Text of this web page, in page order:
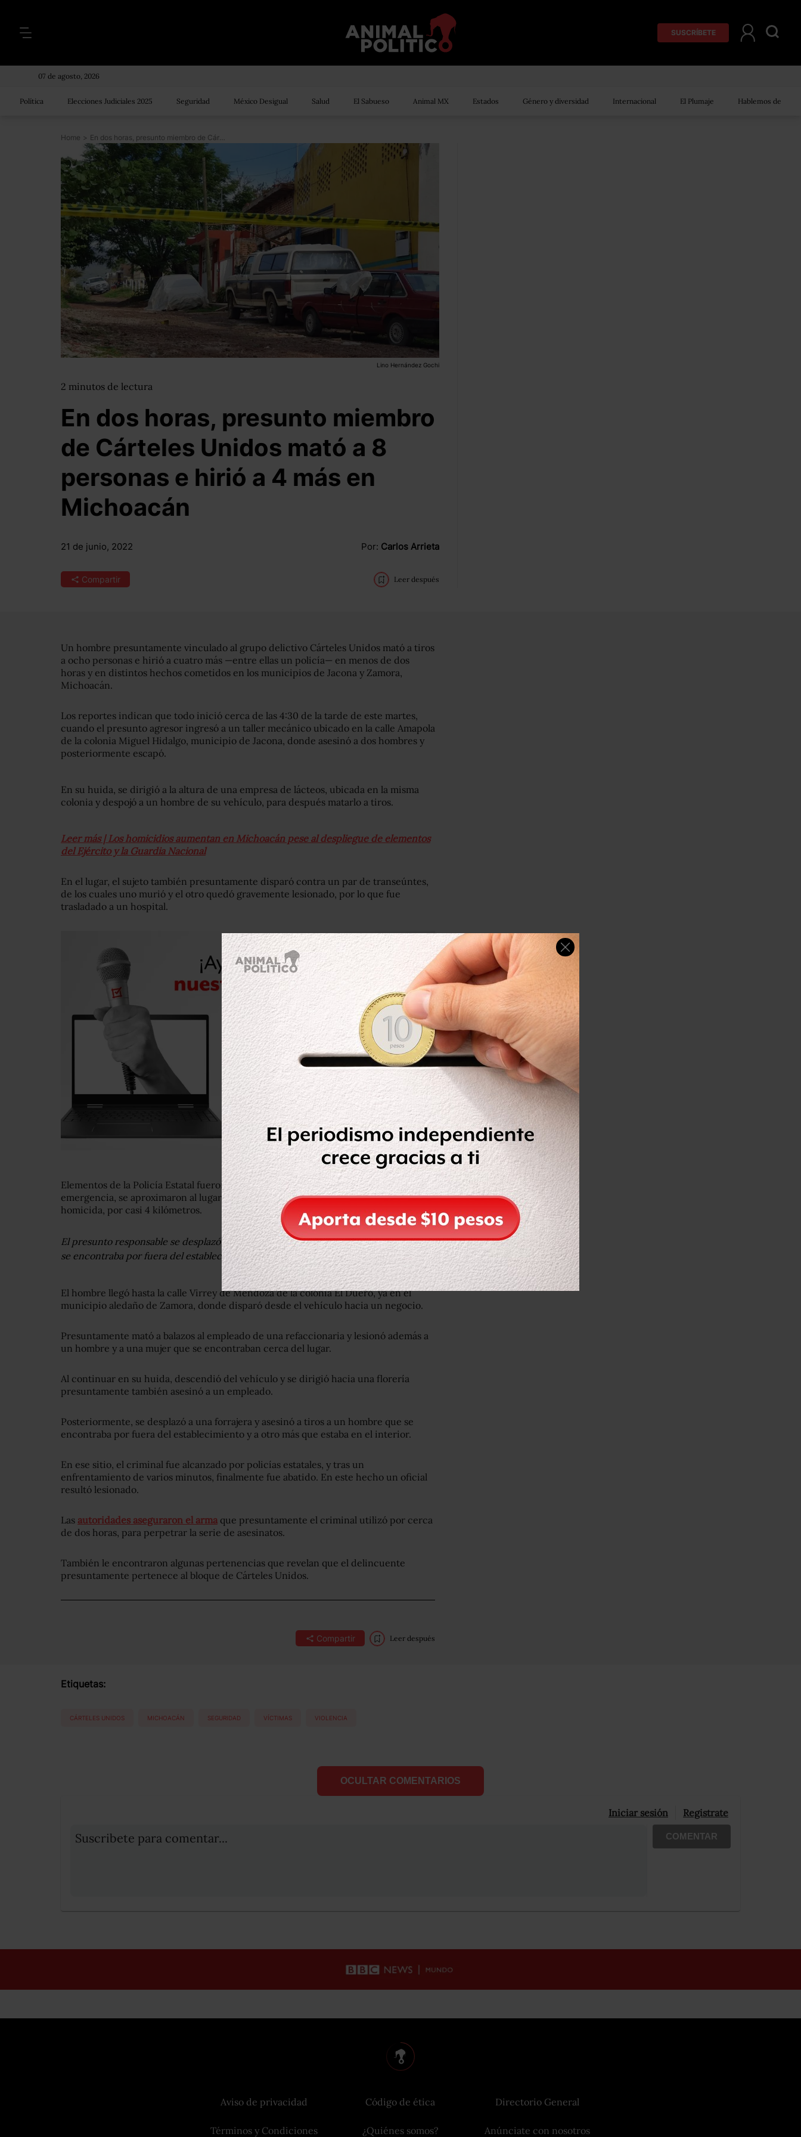
SUSCRÍBETE
07 de agosto, 2026
Política Elecciones Judiciales 2025 Seguridad México Desigual Salud El Sabueso Animal MX Estados Género y diversidad Internacional El Plumaje Hablemos de
Home > En dos horas, presunto miembro de Cárteles Unidos mató a 8 personas e hirió a 4 más en Michoacán
Lino Hernández Gochi
2 minutos de lectura
En dos horas, presunto miembro
de Cárteles Unidos mató a 8
personas e hirió a 4 más en
Michoacán
21 de junio, 2022 Por: Carlos Arrieta
Compartir Leer después
Un hombre presuntamente vinculado al grupo delictivo Cárteles Unidos mató a tiros
a ocho personas e hirió a cuatro más —entre ellas un policía— en menos de dos
horas y en distintos hechos cometidos en los municipios de Jacona y Zamora,
Michoacán.
Los reportes indican que todo inició cerca de las 4:30 de la tarde de este martes,
cuando el presunto agresor ingresó a un taller mecánico ubicado en la calle Amapola
de la colonia Miguel Hidalgo, municipio de Jacona, donde asesinó a dos hombres y
posteriormente escapó.
En su huida, se dirigió a la altura de una empresa de lácteos, ubicada en la misma
colonia y despojó a un hombre de su vehículo, para después matarlo a tiros.
Leer más | Los homicidios aumentan en Michoacán pese al despliegue de elementos
del Ejército y la Guardia Nacional
En el lugar, el sujeto también presuntamente disparó contra un par de transeúntes,
de los cuales uno murió y el otro quedó gravemente lesionado, por lo que fue
trasladado a un hospital.
Elementos de la Policía Estatal fueron alertados a través de los números de
emergencia, se aproximaron al lugar e iniciaron la persecución del presunto
homicida, por casi 4 kilómetros.
El presunto responsable se desplazó a una forrajera y asesinó a tiros a un hombre que
se encontraba por fuera del establecimiento y a otro más que estaba en el interior.
El hombre llegó hasta la calle Virrey de Mendoza de la colonia El Duero, ya en el
municipio aledaño de Zamora, donde disparó desde el vehículo hacia un negocio.
Presuntamente mató a balazos al empleado de una refaccionaria y lesionó además a
un hombre y a una mujer que se encontraban cerca del lugar.
Al continuar en su huida, descendió del vehículo y se dirigió hacia una florería
presuntamente también asesinó a un empleado.
Posteriormente, se desplazó a una forrajera y asesinó a tiros a un hombre que se
encontraba por fuera del establecimiento y a otro más que estaba en el interior.
En ese sitio, el criminal fue alcanzado por policías estatales, y tras un
enfrentamiento de varios minutos, finalmente fue abatido. En este hecho un oficial
resultó lesionado.
Las autoridades aseguraron el armaque presuntamente el criminal utilizó por cerca
de dos horas, para perpetrar la serie de asesinatos.
También le encontraron algunas pertenencias que revelan que el delincuente
presuntamente pertenece al bloque de Cárteles Unidos.
Compartir Leer después
Etiquetas:
CÁRTELES UNIDOS MICHOACÁN SEGURIDAD VÍCTIMAS VIOLENCIA
OCULTAR COMENTARIOS
Iniciar sesión Registrate
Suscribete para comentar... COMENTAR
Aviso de privacidad
Términos y Condiciones
Código de ética
¿Quiénes somos?
Directorio General
Anúnciate con nosotros